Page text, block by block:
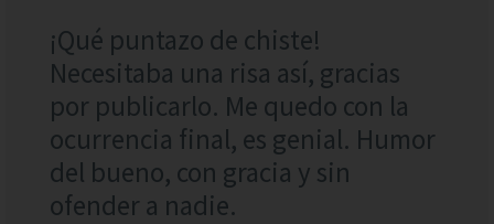
¡Qué puntazo de chiste!
Necesitaba una risa así, gracias
por publicarlo. Me quedo con la
ocurrencia final, es genial. Humor
del bueno, con gracia y sin
ofender a nadie.